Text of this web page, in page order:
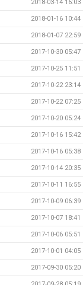
2018-03-14 16:03
2018-01-16 10:44
2018-01-07 22:59
2017-10-30 05:47
2017-10-25 11:51
2017-10-22 23:14
2017-10-22 07:25
2017-10-20 05:24
2017-10-16 15:42
2017-10-16 05:38
2017-10-14 20:35
2017-10-11 16:55
2017-10-09 06:39
2017-10-07 18:41
2017-10-06 05:51
2017-10-01 04:05
2017-09-30 05:20